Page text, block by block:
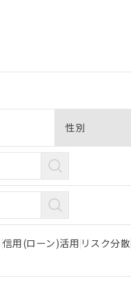
性別
信用(ローン)活用 リスク分散